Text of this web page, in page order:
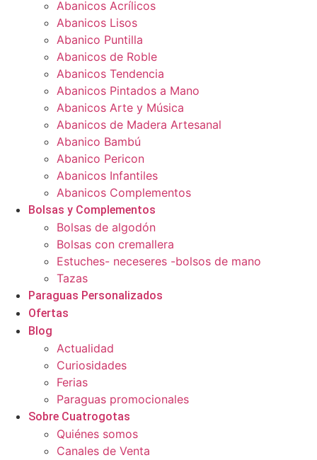
Abanicos Acrílicos
Abanicos Lisos
Abanico Puntilla
Abanicos de Roble
Abanicos Tendencia
Abanicos Pintados a Mano
Abanicos Arte y Música
Abanicos de Madera Artesanal
Abanico Bambú
Abanico Pericon
Abanicos Infantiles
Abanicos Complementos
Bolsas y Complementos
Bolsas de algodón
Bolsas con cremallera
Estuches- neceseres -bolsos de mano
Tazas
Paraguas Personalizados
Ofertas
Blog
Actualidad
Curiosidades
Ferias
Paraguas promocionales
Sobre Cuatrogotas
Quiénes somos
Canales de Venta